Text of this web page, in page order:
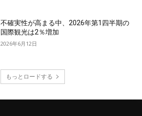
不確実性が高まる中、2026年第1四半期の
国際観光は2％増加
2026年6月12日
もっとロードする